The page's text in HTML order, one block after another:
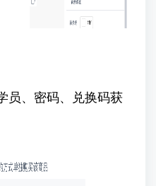
员、密码、兑换码获